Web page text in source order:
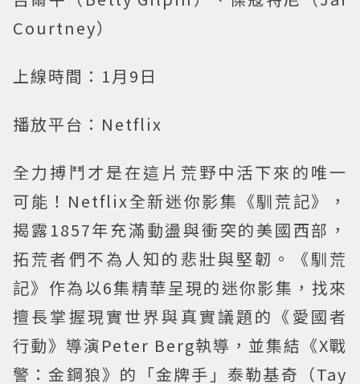
Courtney）
上線時間：1月9日
播放平台：Netflix
全力搏鬥才是在這片荒野中活下來的唯一
可能！Netflix全新迷你影集《馴荒記》，
揭露1857年充滿動盪與衝突的美國西部，
拓荒者們不為人知的悲壯與堅韌。《馴荒
記》作為以6集精華呈現的迷你影集，找來
擅長掌握現實世界與真實議題的《愛國者
行動》導演Peter Berg執導，並集結《X戰
警：金鋼狼》的「金牌手」泰勒基奇（Tay